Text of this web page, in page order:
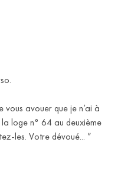
vous avouer que je n’ai à
loge n° 64 au deuxième
les. Votre dévoué... ”